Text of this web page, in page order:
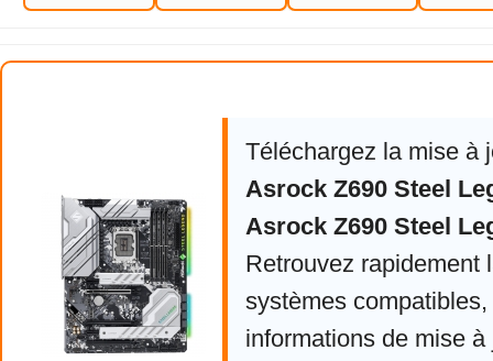
Asrock Z690 Steel Legend
Téléchargez la mise à
Asrock Z690 Steel
Asrock Z690 Steel
Retrouvez rapidement
systèmes compatibles,
informations de mise à